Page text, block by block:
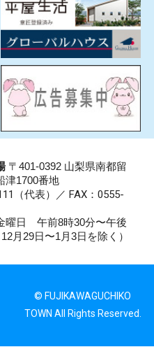
〒401-0392 山梨県南都留
津1700番地
（代表）／ FAX：0555-
曜日 午前8時30分〜午後
月29日〜1月3日を除く）
© FUJIKAWAGUCHIKO
TOWN All Rights Reserved.